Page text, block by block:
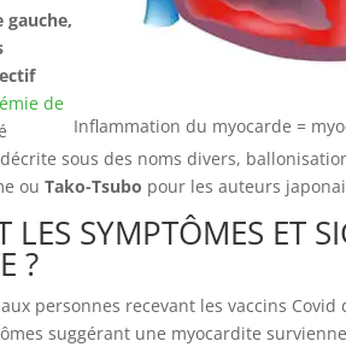
Inflammation du myocarde =
de
sous des noms divers,
ou Tako-Tsubo pour les auteurs
LES SYMPTÔMES ET
?
aux personnes recevant les vaccins
suggérant une myocardite